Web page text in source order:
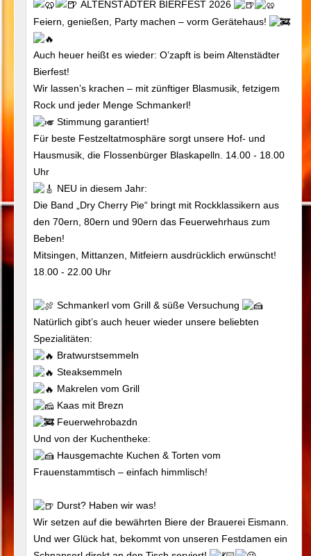
ALTENSTÄDTER BIERFEST 2026
Feiern, genießen, Party machen – vorm Gerätehaus!
Auch heuer heißt es wieder: O’zapft is beim Altenstädter
Bierfest!
Wir lassen’s krachen – mit zünftiger Blasmusik, fetzigem
Rock und jeder Menge Schmankerl!
Stimmung garantiert!
Für beste Festzeltatmosphäre sorgt unsere Hof- und
Hausmusik, die Flossenbürger Blaskapelln. 14.00 - 18.00
Uhr
NEU in diesem Jahr:
Die Band „Dry Cherry Pie“ bringt mit Rockklassikern aus
den 70ern, 80ern und 90ern das Feuerwehrhaus zum
Beben!
Mitsingen, Mittanzen, Mitfeiern ausdrücklich erwünscht!
18.00 - 22.00 Uhr
Schmankerl vom Grill & süße Versuchung
Natürlich gibt’s auch heuer wieder unsere beliebten
Spezialitäten:
Bratwurstsemmeln
Steaksemmeln
Makrelen vom Grill
Kaas mit Brezn
Feuerwehrobazdn
Und von der Kuchentheke:
Hausgemachte Kuchen & Torten vom
Frauenstammtisch – einfach himmlisch!
Durst? Haben wir was!
Wir setzen auf die bewährten Biere der Brauerei Eismann.
Und wer Glück hat, bekommt von unseren Festdamen ein